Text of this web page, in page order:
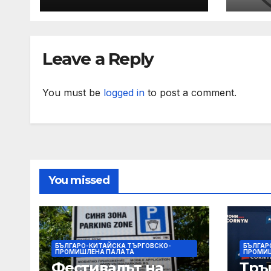
изслушване на
заместник-
по
Leave a Reply
You must be logged in to post a comment.
You missed
БЪЛГАРО-КИТАЙСКА ТЪРГОВСКО-
ПРОМИШЛЕНА ПАЛAТА